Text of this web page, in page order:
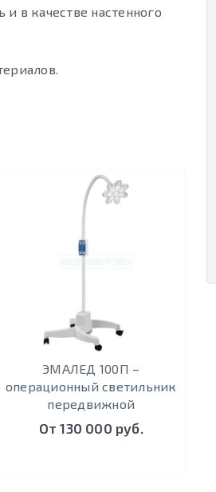
в качестве настенного
ЭМАЛЕД 100П –
операционный светильник
передвижной
От 130 000 руб.